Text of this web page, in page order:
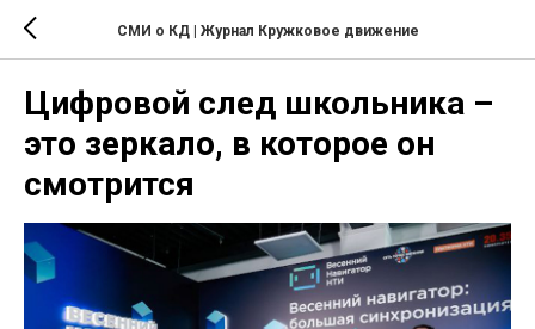
СМИ о КД | Журнал Кружковое движение
Цифровой след школьника –
это зеркало, в которое он
смотрится